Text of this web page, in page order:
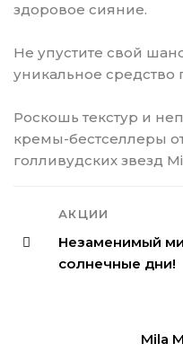
здоровое сияние.
Не упустите свой
уникальное
Роскошь текстур и
кремы-бестселлеры
голливудских звезд
АКЦИИ
Незаменимый
солнечные дни!
Mila